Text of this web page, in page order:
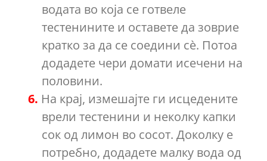
водата во која се готвеле
тестенините и оставете да зоврие
кратко за да се соедини сè. Потоа
додадете чери домати исечени на
половини.
На крај, измешајте ги исцедените
врели тестенини и неколку капки
сок од лимон во сосот. Доколку е
потребно, додадете малку вода од